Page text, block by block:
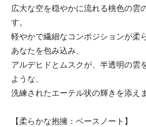
広大な空を穏やかに流れる桃色の雲
す。
軽やかで繊細なコンポジションが柔
あなたを包み込み、
アルデヒドとムスクが、半透明の雲
ような、
洗練されたエーテル状の輝きを添えま
【柔らかな抱擁：ベースノート】